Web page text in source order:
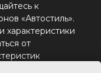
к
«Автостиль».
характеристики
от